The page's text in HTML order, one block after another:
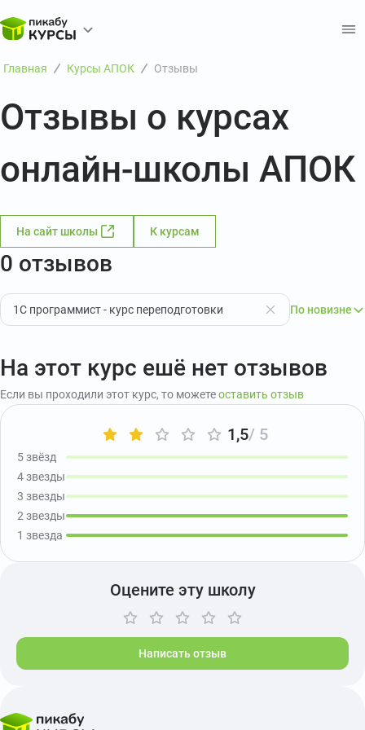
Главная Курсы АПОК Отзывы
Отзывы о курсах
онлайн-школы АПОК
На сайт школы К курсам
0 отзывов
1С программист - курс переподготовки По новизне
На этот курс ешё нет отзывов
Если вы проходили этот курс, то можетеоставить отзыв
1,5/ 5
5 звёзд
4 звезды
3 звезды
2 звезды
1 звезда
Оцените эту школу
Написать отзыв